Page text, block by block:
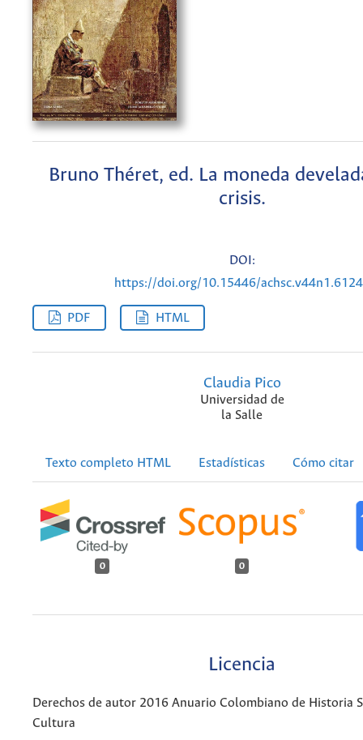
Bruno Théret, ed. La moneda
crisis.
DOI:
https://doi.org/10.15446/
PDF HTML
Claudia Pico
Universidad de
la Salle
Texto completo HTML Estadísticas Cómo citar
0 0
Licencia
Derechos de autor 2016 Anuario Colombiano de Historia
Cultura